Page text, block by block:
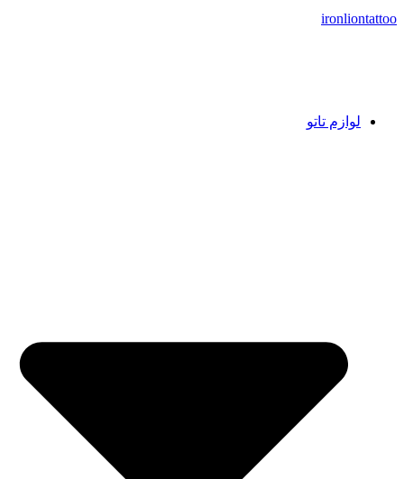
ironliontattoo
لوازم تاتو